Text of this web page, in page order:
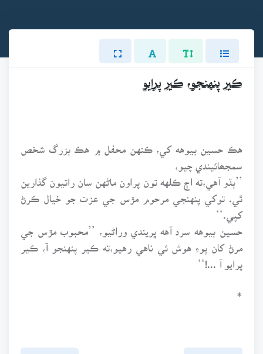
ڪير پنهنجو، ڪير پرايو
هڪ حسين بيوهه کي، ڪنهن محفل ۾ هڪ بزرگ شخص
سمجھائيندي چيو،
’’ٻڌو آهي،ته اڄ ڪلهه تون پراون ماڻهن سان راتيون گذارين
ٿي. توکي پنهنجي مرحوم مڙس جي عزت جو خيال ڪرڻ
کپي.‘‘
حسين بيوهه سرد آهه ڀريندي وراڻيو، ’’محبوب مڙس جي
مرڻ کان پوءِ هوش ئي ناهي رهيو،ته ڪير پنهنجو آ، ڪير
پرايو آ ...!‘‘
*